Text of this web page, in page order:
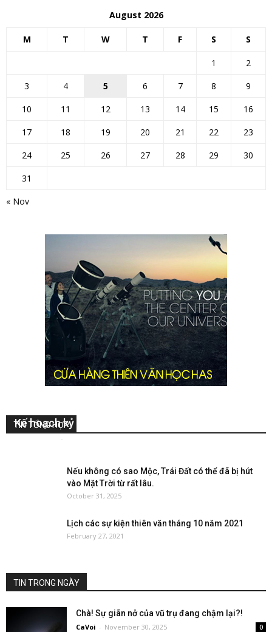
August 2026
M T W T F S S
« Nov
1
2
3
4 5 6 7 8
9
10
11 12 13 14 15
16
17
18 19 20 21 22
23
24
25 26 27 28 29
30
31
TIN TỔNG HỢP
Kế hoạch kỷ niệm 10 năm ngày thành Lập HAS
-
Nếu không có sao Mộc, Trái Đất có thể đã bị hút
vào Mặt Trời từ rất lâu.
October 31, 2025
Lịch các sự kiện thiên văn tháng 10 năm 2021
February 27, 2021
TIN TRONG NGÀY
Chà! Sự giãn nở của vũ trụ đang chậm lại?!
CaVoi - November 30, 2025 0